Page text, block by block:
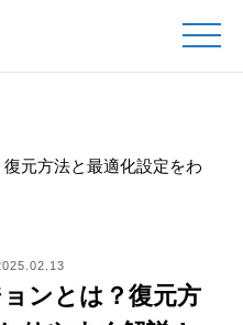
元方法と最適化設定をわ
ンとは？復元方